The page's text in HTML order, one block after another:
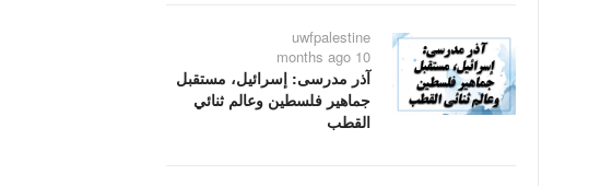
uwfpalestine
10 months ago
آذر مدرسی: إسرائيل، مستقبل
جماهير فلسطين وعالم ثنائي
القطب